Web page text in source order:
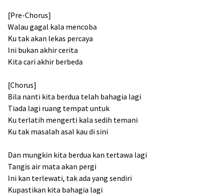
[Pre-Chorus]
Walau gagal kala mencoba
Ku tak akan lekas percaya
Ini bukan akhir cerita
Kita cari akhir berbeda
[Chorus]
Bila nanti kita berdua telah bahagia lagi
Tiada lagi ruang tempat untuk
Ku terlatih mengerti kala sedih temani
Ku tak masalah asal kau di sini
Dan mungkin kita berdua kan tertawa lagi
Tangis air mata akan pergi
Ini kan terlewati, tak ada yang sendiri
Kupastikan kita bahagia lagi